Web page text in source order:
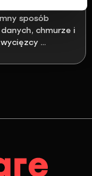
sposób
chmurze i
...